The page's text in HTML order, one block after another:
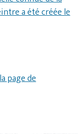
a été créée le
page de